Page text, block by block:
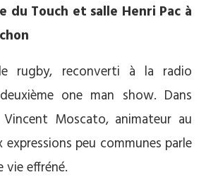
du Touch et salle Henri Pac à
rugby, reconverti à la radio
one man show. Dans
Moscato, animateur au
peu communes parle
effréné.